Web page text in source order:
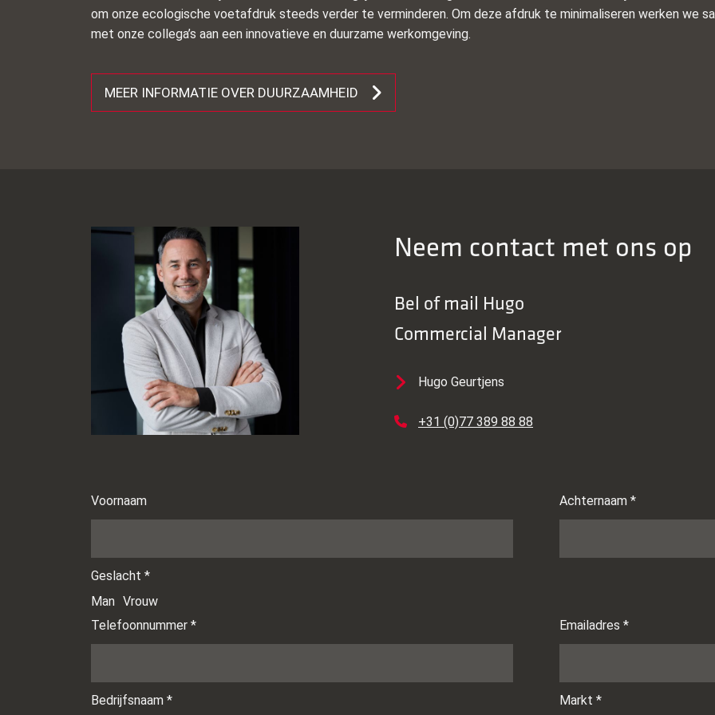
om onze ecologische voetafdruk steeds verder te verminderen. Om deze afdruk te minimaliseren werken we
met onze collega’s aan een innovatieve en duurzame werkomgeving.
MEER INFORMATIE OVER DUURZAAMHEID
Neem contact met ons op
Bel of mail Hugo
Commercial Manager
Hugo Geurtjens
+31 (0)77 389 88 88